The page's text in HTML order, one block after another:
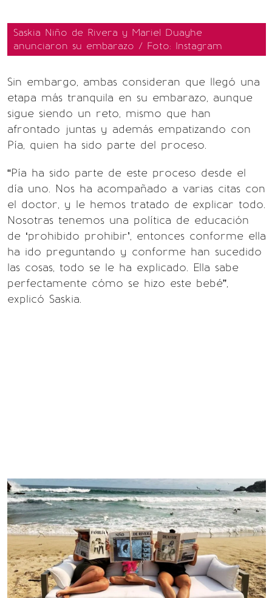
Saskia Niño de Rivera y Mariel Duayhe
anunciaron su embarazo / Foto: Instagram
Sin embargo, ambas consideran que llegó una
etapa más tranquila en su embarazo, aunque
sigue siendo un reto, mismo que han
afrontado juntas y además empatizando con
Pía, quien ha sido parte del proceso.
“Pía ha sido parte de este proceso desde el
día uno. Nos ha acompañado a varias citas con
el doctor, y le hemos tratado de explicar todo.
Nosotras tenemos una política de educación
de ‘prohibido prohibir’, entonces conforme ella
ha ido preguntando y conforme han sucedido
las cosas, todo se le ha explicado. Ella sabe
perfectamente cómo se hizo este bebé”,
explicó Saskia.